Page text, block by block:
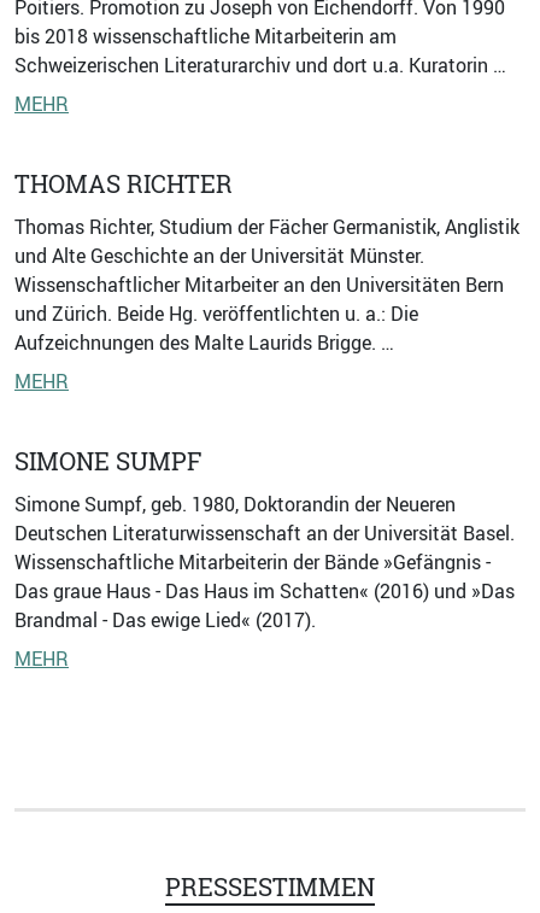
Poitiers. Promotion zu Joseph von Eichendorff. Von 1990
bis 2018 wissenschaftliche Mitarbeiterin am
Schweizerischen Literaturarchiv und dort u.a. Kuratorin …
MEHR
THOMAS RICHTER
Thomas Richter, Studium der Fächer Germanistik, Anglistik
und Alte Geschichte an der Universität Münster.
Wissenschaftlicher Mitarbeiter an den Universitäten Bern
und Zürich. Beide Hg. veröffentlichten u. a.: Die
Aufzeichnungen des Malte Laurids Brigge. …
MEHR
SIMONE SUMPF
Simone Sumpf, geb. 1980, Doktorandin der Neueren
Deutschen Literaturwissenschaft an der Universität Basel.
Wissenschaftliche Mitarbeiterin der Bände »Gefängnis -
Das graue Haus - Das Haus im Schatten« (2016) und »Das
Brandmal - Das ewige Lied« (2017).
MEHR
PRESSESTIMMEN